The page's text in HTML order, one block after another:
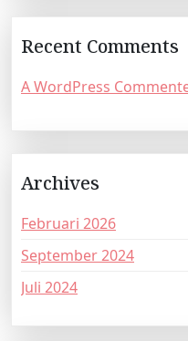
Recent Comments
A WordPress
Archives
Februari 2026
September 2024
Juli 2024